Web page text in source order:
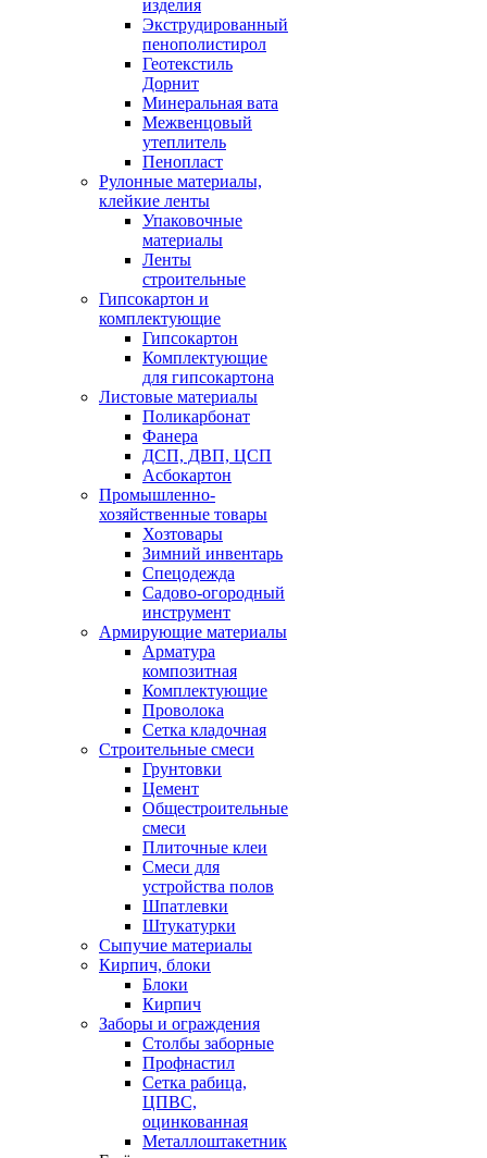
изделия
Экструдированный
пенополистирол
Геотекстиль
Дорнит
Минеральная вата
Межвенцовый
утеплитель
Пенопласт
Рулонные материалы,
клейкие ленты
Упаковочные
материалы
Ленты
строительные
Гипсокартон и
комплектующие
Гипсокартон
Комплектующие
для гипсокартона
Листовые материалы
Поликарбонат
Фанера
ДСП, ДВП, ЦСП
Асбокартон
Промышленно-
хозяйственные товары
Хозтовары
Зимний инвентарь
Спецодежда
Садово-огородный
инструмент
Армирующие материалы
Арматура
композитная
Комплектующие
Проволока
Сетка кладочная
Строительные смеси
Грунтовки
Цемент
Общестроительные
смеси
Плиточные клеи
Смеси для
устройства полов
Шпатлевки
Штукатурки
Сыпучие материалы
Кирпич, блоки
Блоки
Кирпич
Заборы и ограждения
Столбы заборные
Профнастил
Сетка рабица,
ЦПВС,
оцинкованная
Металлоштакетник